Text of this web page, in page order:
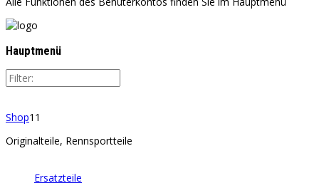
Hauptmenü
Shop11
Originalteile, Rennsportteile
Ersatzteile